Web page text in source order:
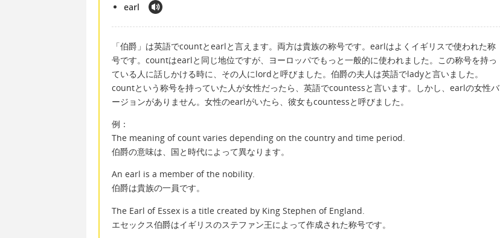
earl
「伯爵」は英語でcountとearlと言えます。両方は貴族の称号です。earlはよくイギリスで使われた称
号です。countはearlと同じ地位ですが、ヨーロッパでもっと一般的に使われました。この称号を持っ
ている人に話しかける時に、その人にlordと呼びました。伯爵の夫人は英語でladyと言いました。
countという称号を持っていた人が女性だったら、英語でcountessと言います。しかし、earlの女性バ
ージョンがありません。女性のearlがいたら、彼女もcountessと呼びました。
例：
The meaning of count varies depending on the country and time period.
伯爵の意味は、国と時代によって異なります。
An earl is a member of the nobility.
伯爵は貴族の一員です。
The Earl of Essex is a title created by King Stephen of England.
エセックス伯爵はイギリスのステファン王によって作成された称号です。